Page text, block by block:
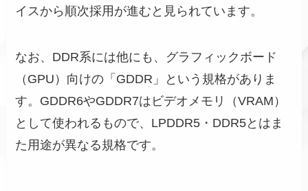
イスから順次採用が進むと見られています。
なお、DDR系には他にも、グラフィックボード
（GPU）向けの「GDDR」という規格がありま
す。GDDR6やGDDR7はビデオメモリ（VRAM）
として使われるもので、LPDDR5・DDR5とはま
た用途が異なる規格です。